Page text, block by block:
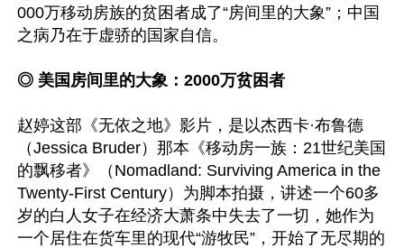
000万移动房族的贫困者成了“房间里的大象”；中国
之病乃在于虚骄的国家自信。
◎ 美国房间里的大象：2000万贫困者
赵婷这部《无依之地》影片，是以杰西卡·布鲁德
（Jessica Bruder）那本《移动房一族：21世纪美国
的飘移者》（Nomadland: Surviving America in the
Twenty-First Century）为脚本拍摄，讲述一个60多
岁的白人女子在经济大萧条中失去了一切，她作为
一个居住在货车里的现代“游牧民”，开始了无尽期的